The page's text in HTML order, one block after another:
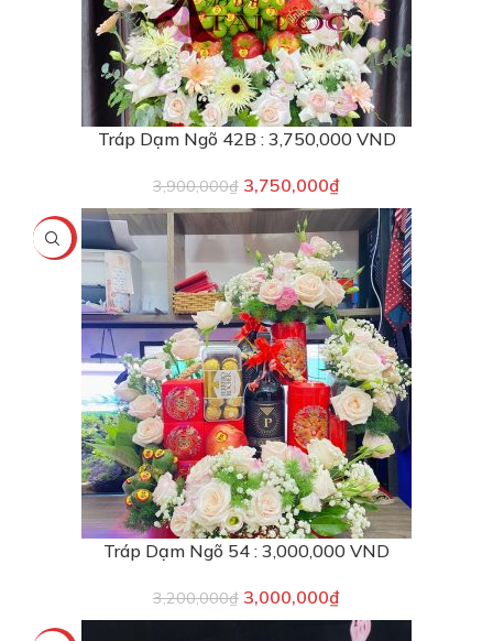
Tráp Dạm Ngõ 42B : 3,750,000 VND
3,900,000₫ 3,750,000₫
-6%
Tráp Dạm Ngõ 54 : 3,000,000 VND
3,200,000₫ 3,000,000₫